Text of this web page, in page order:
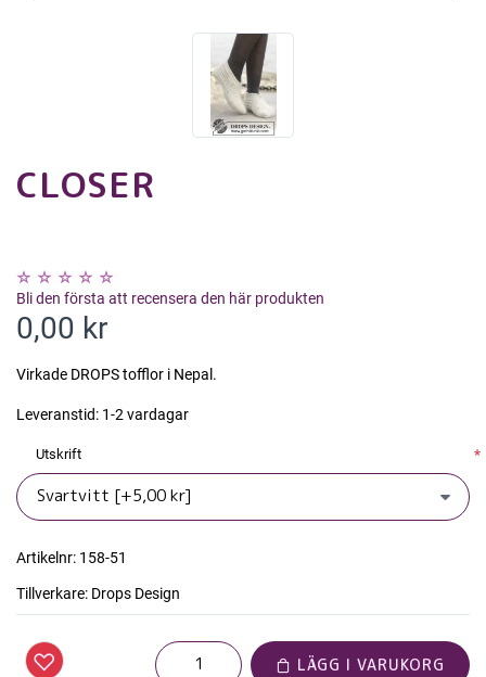
CLOSER
Bli den första att recensera den här produkten
0,00 kr
Virkade DROPS tofflor i Nepal.
Leveranstid: 1-2 vardagar
Utskrift *
Artikelnr: 158-51
Tillverkare: Drops Design
LÄGG I VARUKORG